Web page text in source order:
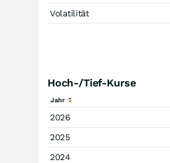
Volatilität
Hoch-/Tief-Kurse
Jahr
2026
2025
2024